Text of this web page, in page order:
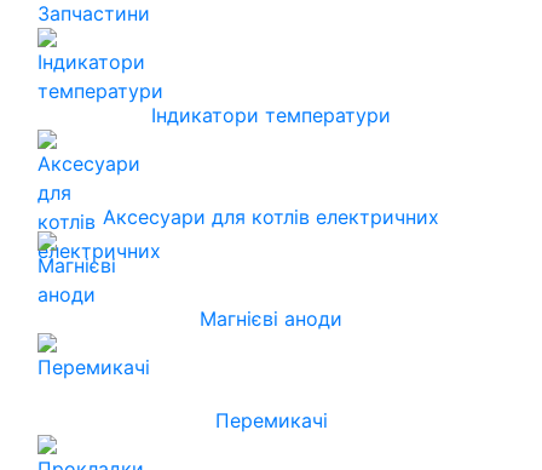
Запчастини
Індикатори температури
Аксесуари для котлів електричних
Магнієві аноди
Перемикачі